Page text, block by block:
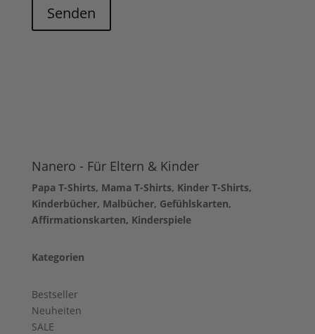
Senden
Nanero - Für Eltern & Kinder
Papa T-Shirts, Mama T-Shirts, Kinder T-Shirts,
Kinderbücher, Malbücher, Gefühlskarten,
Affirmationskarten, Kinderspiele
Kategorien
Bestseller
Neuheiten
SALE